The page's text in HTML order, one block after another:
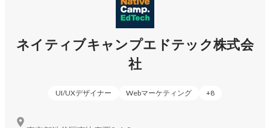
ネイティブキャンプエドテック株式会
社
UI/UXデザイナー Webマーケティング +8